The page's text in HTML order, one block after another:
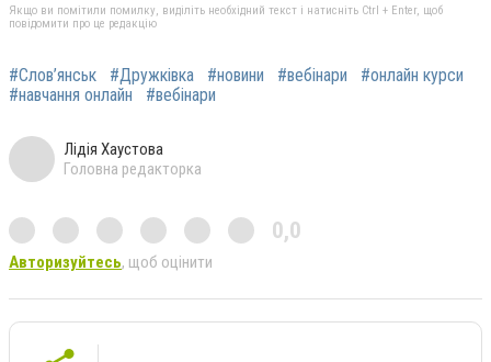
Якщо ви помітили помилку, виділіть необхідний текст і натисніть Ctrl + Enter, щоб
повідомити про це редакцію
#Слов’янськ #Дружківка #новини #вебінари
#онлайн курси
#навчання онлайн
#вебінари
Лідія Хаустова
Головна редакторка
0,0
Авторизуйтесь, щоб оцінити